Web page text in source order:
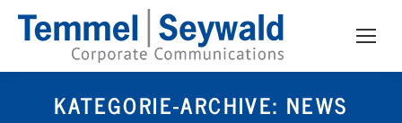
KATEGORIE-ARCHIVE: NEWS